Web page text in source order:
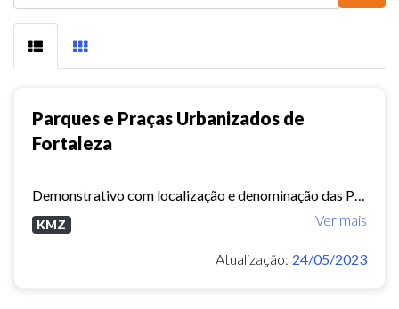
Parques e Praças Urbanizados de
Fortaleza
Ver mais
KMZ
Atualização: 24/05/2023